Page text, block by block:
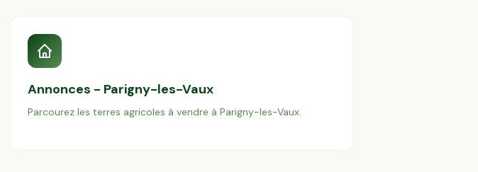
Annonces - Parigny-les-Vaux
Parcourez les terres agricoles à vendre à Parigny-les-Vaux.